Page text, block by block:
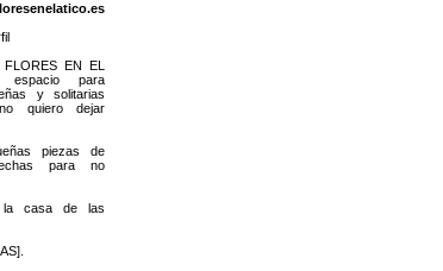
EN EL
espacio para
y solitarias
quiero dejar
piezas de
para no
la casa de las